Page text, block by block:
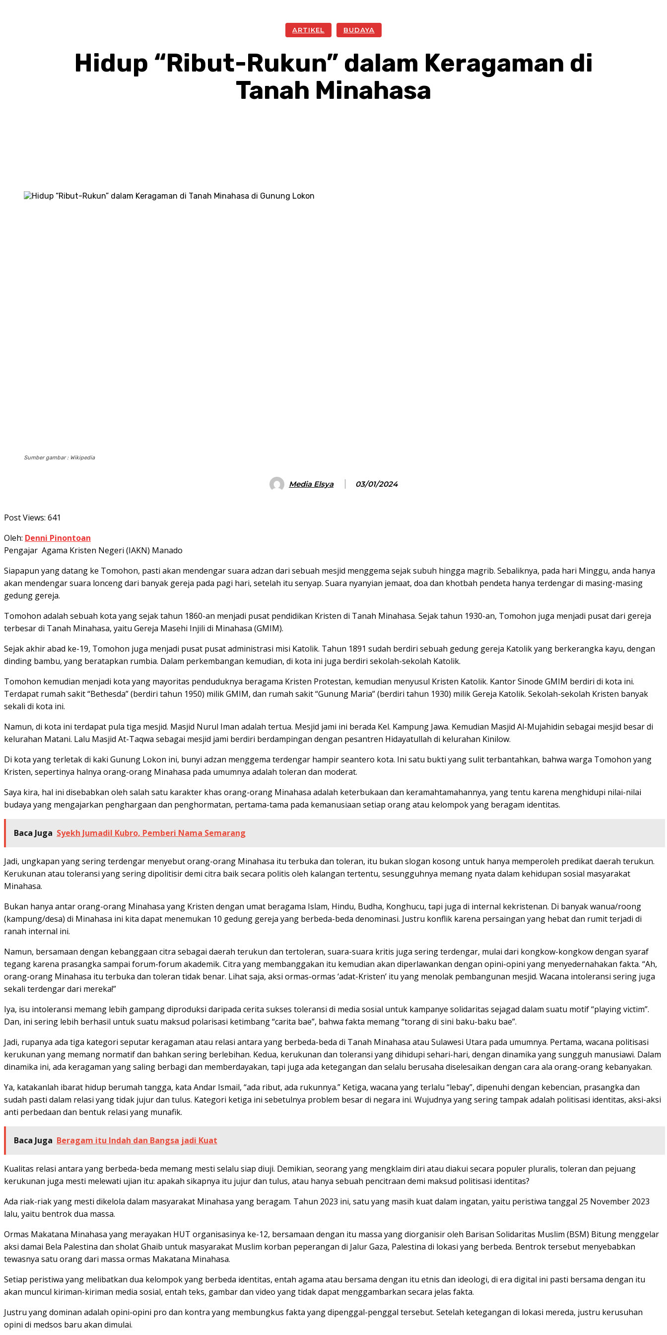
ARTIKEL BUDAYA
Hidup “Ribut-Rukun” dalam Keragaman di
Tanah Minahasa
Sumber gambar : Wikipedia
Media Elsya 03/01/2024
Post Views: 641
Oleh: Denni Pinontoan
Pengajar Agama Kristen Negeri (IAKN) Manado
Siapapun yang datang ke Tomohon, pasti akan mendengar suara adzan dari sebuah mesjid menggema sejak subuh hingga magrib. Sebaliknya, pada hari Minggu, anda hanya
akan mendengar suara lonceng dari banyak gereja pada pagi hari, setelah itu senyap. Suara nyanyian jemaat, doa dan khotbah pendeta hanya terdengar di masing-masing
gedung gereja.
Tomohon adalah sebuah kota yang sejak tahun 1860-an menjadi pusat pendidikan Kristen di Tanah Minahasa. Sejak tahun 1930-an, Tomohon juga menjadi pusat dari gereja
terbesar di Tanah Minahasa, yaitu Gereja Masehi Injili di Minahasa (GMIM).
Sejak akhir abad ke-19, Tomohon juga menjadi pusat pusat administrasi misi Katolik. Tahun 1891 sudah berdiri sebuah gedung gereja Katolik yang berkerangka kayu, dengan
dinding bambu, yang beratapkan rumbia. Dalam perkembangan kemudian, di kota ini juga berdiri sekolah-sekolah Katolik.
Tomohon kemudian menjadi kota yang mayoritas penduduknya beragama Kristen Protestan, kemudian menyusul Kristen Katolik. Kantor Sinode GMIM berdiri di kota ini.
Terdapat rumah sakit “Bethesda” (berdiri tahun 1950) milik GMIM, dan rumah sakit “Gunung Maria” (berdiri tahun 1930) milik Gereja Katolik. Sekolah-sekolah Kristen banyak
sekali di kota ini.
Namun, di kota ini terdapat pula tiga mesjid. Masjid Nurul Iman adalah tertua. Mesjid jami ini berada Kel. Kampung Jawa. Kemudian Masjid Al-Mujahidin sebagai mesjid besar di
kelurahan Matani. Lalu Masjid At-Taqwa sebagai mesjid jami berdiri berdampingan dengan pesantren Hidayatullah di kelurahan Kinilow.
Di kota yang terletak di kaki Gunung Lokon ini, bunyi adzan menggema terdengar hampir seantero kota. Ini satu bukti yang sulit terbantahkan, bahwa warga Tomohon yang
Kristen, sepertinya halnya orang-orang Minahasa pada umumnya adalah toleran dan moderat.
Saya kira, hal ini disebabkan oleh salah satu karakter khas orang-orang Minahasa adalah keterbukaan dan keramahtamahannya, yang tentu karena menghidupi nilai-nilai
budaya yang mengajarkan penghargaan dan penghormatan, pertama-tama pada kemanusiaan setiap orang atau kelompok yang beragam identitas.
Baca Juga Syekh Jumadil Kubro, Pemberi Nama Semarang
Jadi, ungkapan yang sering terdengar menyebut orang-orang Minahasa itu terbuka dan toleran, itu bukan slogan kosong untuk hanya memperoleh predikat daerah terukun.
Kerukunan atau toleransi yang sering dipolitisir demi citra baik secara politis oleh kalangan tertentu, sesungguhnya memang nyata dalam kehidupan sosial masyarakat
Minahasa.
Bukan hanya antar orang-orang Minahasa yang Kristen dengan umat beragama Islam, Hindu, Budha, Konghucu, tapi juga di internal kekristenan. Di banyak wanua/roong
(kampung/desa) di Minahasa ini kita dapat menemukan 10 gedung gereja yang berbeda-beda denominasi. Justru konflik karena persaingan yang hebat dan rumit terjadi di
ranah internal ini.
Namun, bersamaan dengan kebanggaan citra sebagai daerah terukun dan tertoleran, suara-suara kritis juga sering terdengar, mulai dari kongkow-kongkow dengan syaraf
tegang karena prasangka sampai forum-forum akademik. Citra yang membanggakan itu kemudian akan diperlawankan dengan opini-opini yang menyedernahakan fakta. “Ah,
orang-orang Minahasa itu terbuka dan toleran tidak benar. Lihat saja, aksi ormas-ormas ‘adat-Kristen’ itu yang menolak pembangunan mesjid. Wacana intoleransi sering juga
sekali terdengar dari mereka!”
Iya, isu intoleransi memang lebih gampang diproduksi daripada cerita sukses toleransi di media sosial untuk kampanye solidaritas sejagad dalam suatu motif “playing victim”.
Dan, ini sering lebih berhasil untuk suatu maksud polarisasi ketimbang “carita bae”, bahwa fakta memang “torang di sini baku-baku bae”.
Jadi, rupanya ada tiga kategori seputar keragaman atau relasi antara yang berbeda-beda di Tanah Minahasa atau Sulawesi Utara pada umumnya. Pertama, wacana politisasi
kerukunan yang memang normatif dan bahkan sering berlebihan. Kedua, kerukunan dan toleransi yang dihidupi sehari-hari, dengan dinamika yang sungguh manusiawi. Dalam
dinamika ini, ada keragaman yang saling berbagi dan memberdayakan, tapi juga ada ketegangan dan selalu berusaha diselesaikan dengan cara ala orang-orang kebanyakan.
Ya, katakanlah ibarat hidup berumah tangga, kata Andar Ismail, “ada ribut, ada rukunnya.” Ketiga, wacana yang terlalu “lebay”, dipenuhi dengan kebencian, prasangka dan
sudah pasti dalam relasi yang tidak jujur dan tulus. Kategori ketiga ini sebetulnya problem besar di negara ini. Wujudnya yang sering tampak adalah politisasi identitas, aksi-aksi
anti perbedaan dan bentuk relasi yang munafik.
Baca Juga Beragam itu Indah dan Bangsa jadi Kuat
Kualitas relasi antara yang berbeda-beda memang mesti selalu siap diuji. Demikian, seorang yang mengklaim diri atau diakui secara populer pluralis, toleran dan pejuang
kerukunan juga mesti melewati ujian itu: apakah sikapnya itu jujur dan tulus, atau hanya sebuah pencitraan demi maksud politisasi identitas?
Ada riak-riak yang mesti dikelola dalam masyarakat Minahasa yang beragam. Tahun 2023 ini, satu yang masih kuat dalam ingatan, yaitu peristiwa tanggal 25 November 2023
lalu, yaitu bentrok dua massa.
Ormas Makatana Minahasa yang merayakan HUT organisasinya ke-12, bersamaan dengan itu massa yang diorganisir oleh Barisan Solidaritas Muslim (BSM) Bitung menggelar
aksi damai Bela Palestina dan sholat Ghaib untuk masyarakat Muslim korban peperangan di Jalur Gaza, Palestina di lokasi yang berbeda. Bentrok tersebut menyebabkan
tewasnya satu orang dari massa ormas Makatana Minahasa.
Setiap peristiwa yang melibatkan dua kelompok yang berbeda identitas, entah agama atau bersama dengan itu etnis dan ideologi, di era digital ini pasti bersama dengan itu
akan muncul kiriman-kiriman media sosial, entah teks, gambar dan video yang tidak dapat menggambarkan secara jelas fakta.
Justru yang dominan adalah opini-opini pro dan kontra yang membungkus fakta yang dipenggal-penggal tersebut. Setelah ketegangan di lokasi mereda, justru kerusuhan
opini di medsos baru akan dimulai.